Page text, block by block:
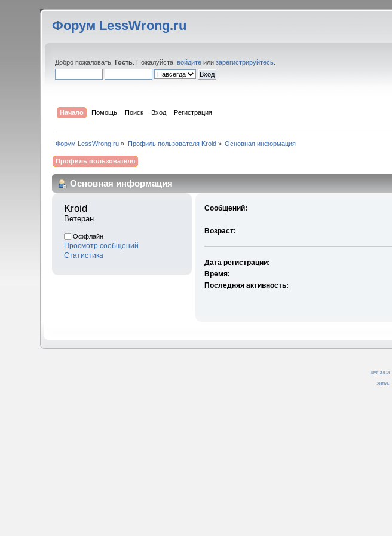
Форум LessWrong.ru
Добро пожаловать,Гость . Пожалуйста,войдите илизарегистрируйтесь
Начало Помощь Поиск Вход Регистрация
Форум LessWrong.ru » Профиль пользователя Kroid» Основная информация
Профиль пользователя
Основная информация
Kroid
Ветеран
Оффлайн
Просмотр сообщений
Статистика
Сообщений:
Возраст:
Дата регистрации:
Время:
Последняя активность:
SMF 2.0.14
XHTML